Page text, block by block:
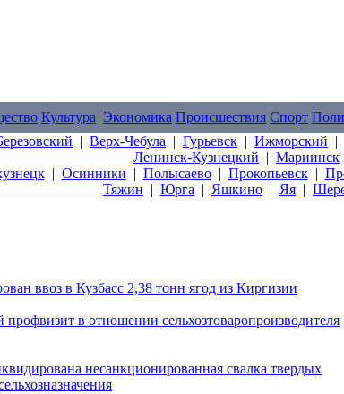
Культура Экономика Происшествия Спорт
| Верх-Чебула | Гурьевск | Ижморский |
Ленинск-Кузнецкий | Мариинск
| Осинники | Полысаево| Прокопьевск|
Тяжин | Юрга | Яшкино | Яя |
ввоз в Кузбасс 2,38 тонн ягод из Киргизии
профвизит в отношении сельхозтоваропроизводителя
несанкционированная свалка твердых